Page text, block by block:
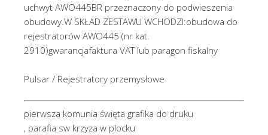
uchwyt AWO445BR przeznaczony do podwieszenia
obudowy.W SKŁAD ZESTAWU WCHODZI:obudowa do
rejestratorów AWO445 (nr kat.
2910)gwarancjafaktura VAT lub paragon fiskalny
Pulsar / Rejestratory przemysłowe
pierwsza komunia święta grafika do druku
, parafia sw krzyza w plocku